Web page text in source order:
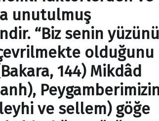
unutulmuş
“Biz senin
olduğunu
144) Mikdâd
ve sellem) göğe